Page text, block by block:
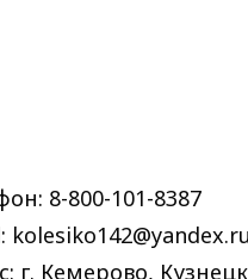
8-800-101-8387
kolesiko142@yandex.ru
г. Кемерово,